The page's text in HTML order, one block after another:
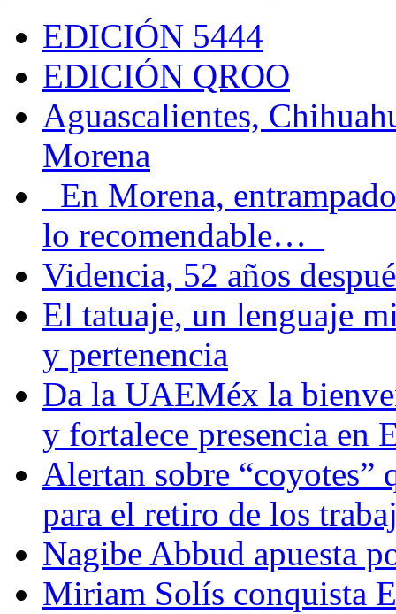
EDICIÓN 5444
EDICIÓN QROO
Aguascalientes,
Morena
En Morena,
lo recomendable…
Videncia, 52 años
El tatuaje, un lenguaje
y pertenencia
Da la UAEMéx la
y fortalece presencia en
Alertan sobre “coyotes”
para el retiro de los
Nagibe Abbud apuesta
Miriam Solís conquista